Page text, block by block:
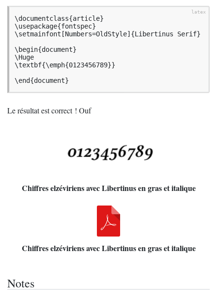
\documentclass{article}
\usepackage{fontspec}
\setmainfont[Numbers=OldStyle]{Libertinus Serif}
\begin{document}
\Huge
\textbf{\emph{0123456789}}
\end{document}
Le résultat est correct ! Ouf
Chiffres elzéviriens avec Libertinus en gras et italique
Chiffres elzéviriens avec Libertinus en gras et italique
Notes